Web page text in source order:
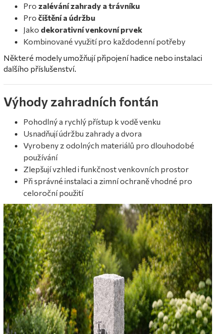
Pro zalévání zahrady a trávníku
Pro čištění a údržbu
Jako dekorativní venkovní prvek
Kombinované využití pro každodenní potřeby
Některé modely umožňují připojení hadice nebo instalaci
dalšího příslušenství.
Výhody zahradních fontán
Pohodlný a rychlý přístup k vodě venku
Usnadňují údržbu zahrady a dvora
Vyrobeny z odolných materiálů pro dlouhodobé
používání
Zlepšují vzhled i funkčnost venkovních prostor
Při správné instalaci a zimní ochraně vhodné pro
celoroční použití